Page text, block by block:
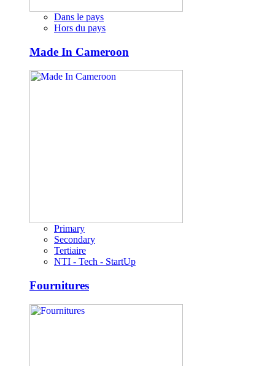
Dans le pays
Hors du pays
Made In Cameroon
Primary
Secondary
Tertiaire
NTI - Tech - StartUp
Fournitures